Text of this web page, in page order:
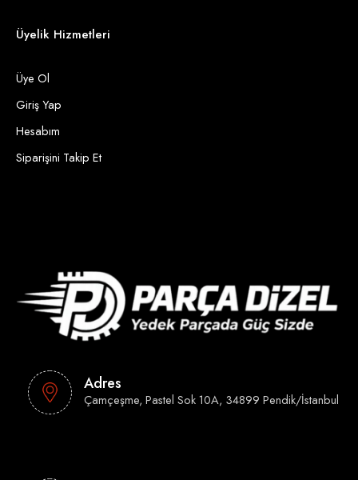
Üyelik Hizmetleri
Üye Ol
Giriş Yap
Hesabım
Siparişini Takip Et
Adres
Çamçeşme, Pastel Sok 10A, 34899 Pendik/İstanbul